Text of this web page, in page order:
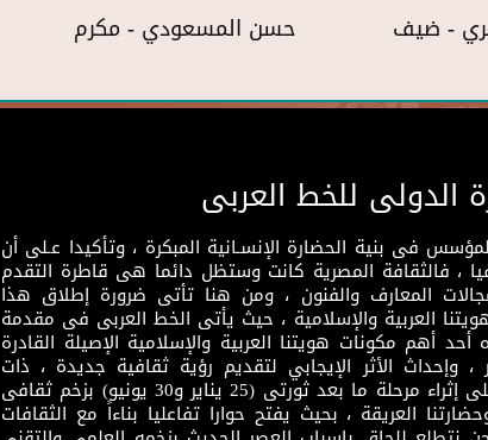
حسن المسعودي - مكرم - ضيف
الدولى للخط العربى
فى بنية الحضارة الإنسـانية المبكرة ، وتأكيدا عـلى أن
، فالثقافة المصرية كانت وستظل دائما هى قاطرة التقدم
المعارف والفنون ، ومن هنا تأتى ضرورة إطلاق هذا
العربية والإسلامية ، حيث يأتى الخط العربى فى مقدمة
أحد أهم مكونات هويتنا العربية والإسلامية الإصيلة القادرة
وإحداث الأثر الإيجابي لتقديم رؤية ثقافية جديدة ، ذات
مضمون ثقافى قادر على إثراء مرحلة ما بعد ثورتى (25 يناير و30 يونيو) بزخم ثقافى
العريقة ، بحيث يفتح حوارا تفاعليا بناءاً مع الثقافات